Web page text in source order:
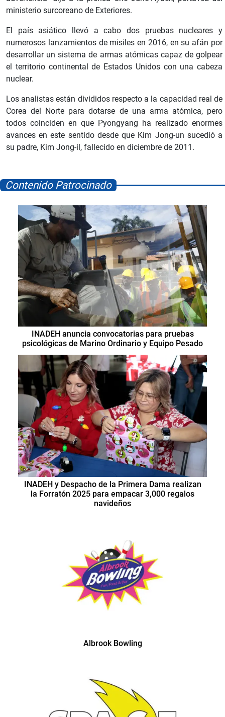
ministerio surcoreano de Exteriores.
El país asiático llevó a cabo dos pruebas nucleares y
numerosos lanzamientos de misiles en 2016, en su afán por
desarrollar un sistema de armas atómicas capaz de golpear
el territorio continental de Estados Unidos con una cabeza
nuclear.
Los analistas están divididos respecto a la capacidad real de
Corea del Norte para dotarse de una arma atómica, pero
todos coinciden en que Pyongyang ha realizado enormes
avances en este sentido desde que Kim Jong-un sucedió a
su padre, Kim Jong-il, fallecido en diciembre de 2011.
Contenido Patrocinado
INADEH anuncia convocatorias para pruebas
psicológicas de Marino Ordinario y Equipo Pesado
INADEH y Despacho de la Primera Dama realizan
la Forratón 2025 para empacar 3,000 regalos
navideños
Albrook Bowling